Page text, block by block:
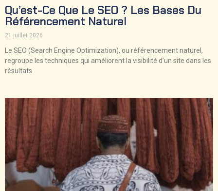
Qu’est-Ce Que Le SEO ? Les Bases Du
Référencement Naturel
21 juillet 2026
Le SEO (Search Engine Optimization), ou référencement naturel,
regroupe les techniques qui améliorent la visibilité d’un site dans les
résultats